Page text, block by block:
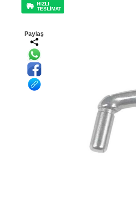
HIZLI
TESLİMAT
Paylaş